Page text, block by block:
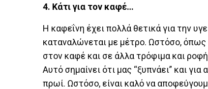
4. Κάτι για τον καφέ…
Η καφεΐνη έχει πολλά θετικά για την
καταναλώνεται με μέτρο. Ωστόσο, όπως
στον καφέ και σε άλλα τρόφιμα και
Αυτό σημαίνει ότι μας “ξυπνάει” και
πρωί. Ωστόσο, είναι καλό να